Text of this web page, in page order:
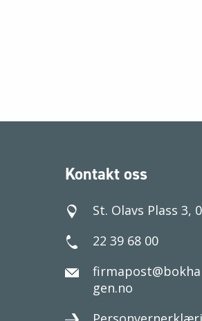
Kontakt oss
St. Olavs Plass 3,
22 39 68 00
gen.no